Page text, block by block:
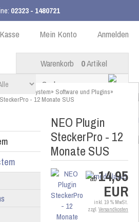
02323 - 1480721
99,00 € innerhalb DE Anmelden
Mein Konto
Kasse
Warenkorb 0Artikel
Master System» Software und Plugins»
- 12 Monate SUS
NEO Plugin
SteckerPro - 12
Monate SUS
ab14,95
EUR
inkl. 19 % MwSt.
zzgl. Versandkosten